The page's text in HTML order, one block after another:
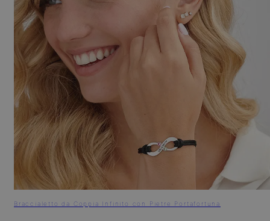
Braccialetto da Coppia Infinito con Pietre Portafortuna